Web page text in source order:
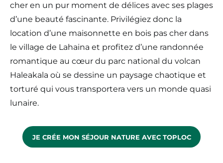
cher en un pur moment de délices avec ses plages
d’une beauté fascinante. Privilégiez donc la
location d’une maisonnette en bois pas cher dans
le village de Lahaina et profitez d’une randonnée
romantique au cœur du parc national du volcan
Haleakala où se dessine un paysage chaotique et
torturé qui vous transportera vers un monde quasi
lunaire.
JE CRÉE MON SÉJOUR NATURE AVEC TOPLOC